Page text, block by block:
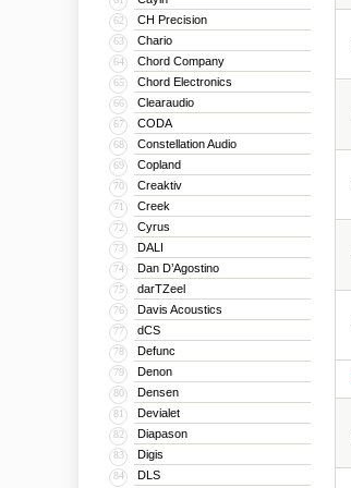
62 CH Precision
63 Chario
64 Chord Company
65 Chord Electronics
66 Clearaudio
67 CODA
68 Constellation Audio
69 Copland
70 Creaktiv
71 Creek
72 Cyrus
73 DALI
74 Dan D’Agostino
75 darTZeel
76 Davis Acoustics
77 dCS
78 Defunc
79 Denon
80 Densen
81 Devialet
82 Diapason
83 Digis
84 DLS